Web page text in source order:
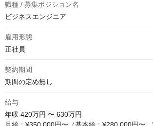
職種 / 募集ポジション名
ビジネスエンジニア
雇用形態
正社員
契約期間
期間の定め無し
給与
年収 420万円 〜 630万円